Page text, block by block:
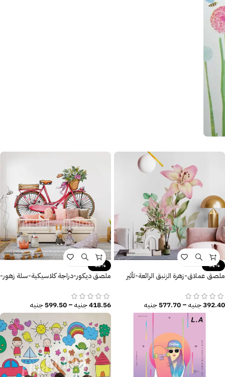
-31%
ملصق عملاق-زهرة الزنبق الرائعة-تأثير
392.40جنيه–
577.70جنيه
-33%
ملصق ديكور-دراجة كلاسيكية-سلة زهور-
418.56جنيه–
599.50جنيه